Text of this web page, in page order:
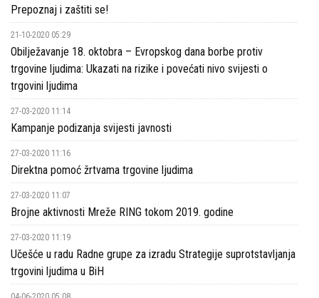
Prepoznaj i zaštiti se!
21-10-2020 05:29
Obilježavanje 18. oktobra – Evropskog dana borbe protiv
trgovine ljudima: Ukazati na rizike i povećati nivo svijesti o
trgovini ljudima
27-03-2020 11:14
Kampanje podizanja svijesti javnosti
27-03-2020 11:16
Direktna pomoć žrtvama trgovine ljudima
27-03-2020 11:07
Brojne aktivnosti Mreže RING tokom 2019. godine
27-03-2020 11:19
Učešće u radu Radne grupe za izradu Strategije suprotstavljanja
trgovini ljudima u BiH